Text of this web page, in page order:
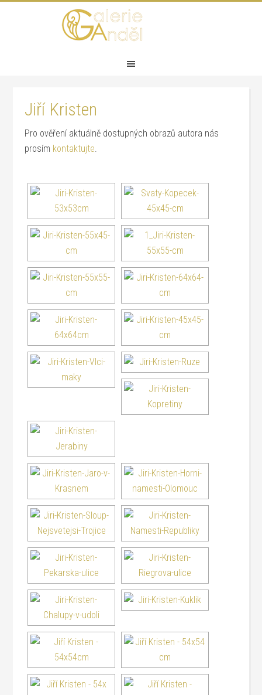
Jiří Kristen
Pro ověření aktuálně dostupných obrazů autora nás
prosím kontaktujte.